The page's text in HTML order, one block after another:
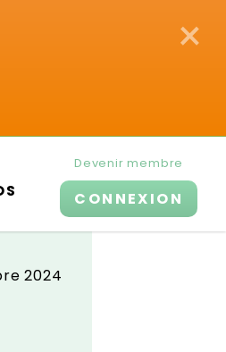
×
Devenir membre
CONNEXION
2024